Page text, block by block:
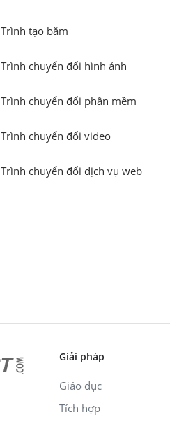
Trình tạo băm
Trình chuyển đổi hình ảnh
Trình chuyển đổi phần mềm
Trình chuyển đổi video
Trình chuyển đổi dịch vụ web
Giải pháp
Giáo dục
Tích hợp